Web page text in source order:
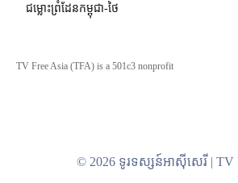
ជម្លោះព្រំដែនកម្ពុជា-ថៃ
TV Free Asia (TFA) is a 501c3 nonprofit
© 2026 ទូរទស្សន៍អាស៊ីសេរី | TV